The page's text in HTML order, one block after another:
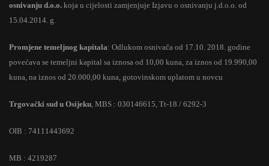
osnivanju d.o.o. koja u cijelosti zamjenjuje Izjavu o osnivanju j.d.o.o. od
15.04.2014. g.
Promjene temeljnog kapitala: Odlukom osnivača od 17.10. 2018. godine
povećava se temeljni kapital sa iznosa od 10,00 kuna, za iznos od 19.990,00
kuna, na iznos od 20.000,00 kuna, gotovinskom uplatom u novcu
Trgovački sud u Osijeku, MBS : 030146615, Tt-18 / 6292-3
OIB : 74111443692
MB : 4219287